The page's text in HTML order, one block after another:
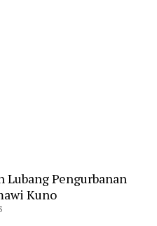
Pengurbanan
Kuno